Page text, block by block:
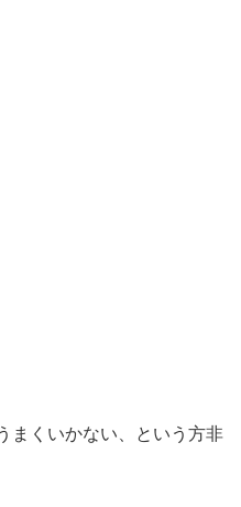
まくいかない、という方非